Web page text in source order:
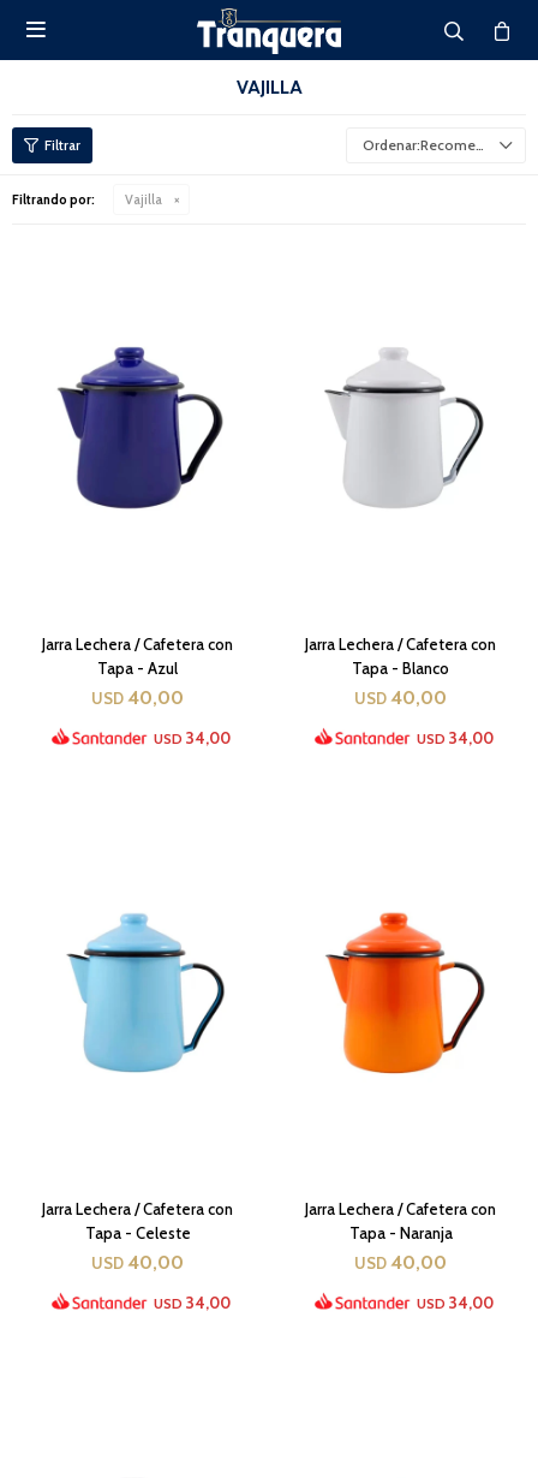

VAJILLA
Recomendados
Filtrando por: Vajilla
Jarra Lechera / Cafetera con
Tapa - Azul
USD 40,00
USD 34,00
Jarra Lechera / Cafetera con
Tapa - Blanco
USD 40,00
USD 34,00
Jarra Lechera / Cafetera con
Tapa - Celeste
USD 40,00
USD 34,00
Jarra Lechera / Cafetera con
Tapa - Naranja
USD 40,00
USD 34,00